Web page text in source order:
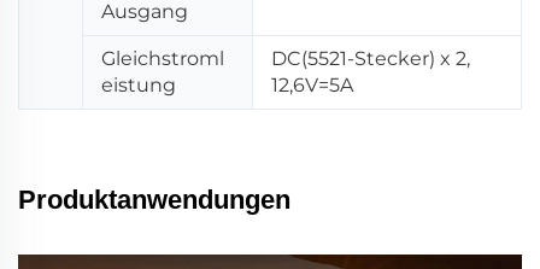
Ausgang
Gleichstroml
eistung
DC(5521-Stecker) x 2,
12,6V=5A
Produktanwendungen